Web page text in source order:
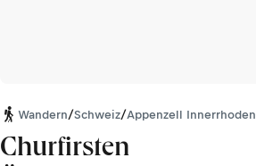
Wandern/Schweiz/Appenzell Innerrhoden
Churfirsten